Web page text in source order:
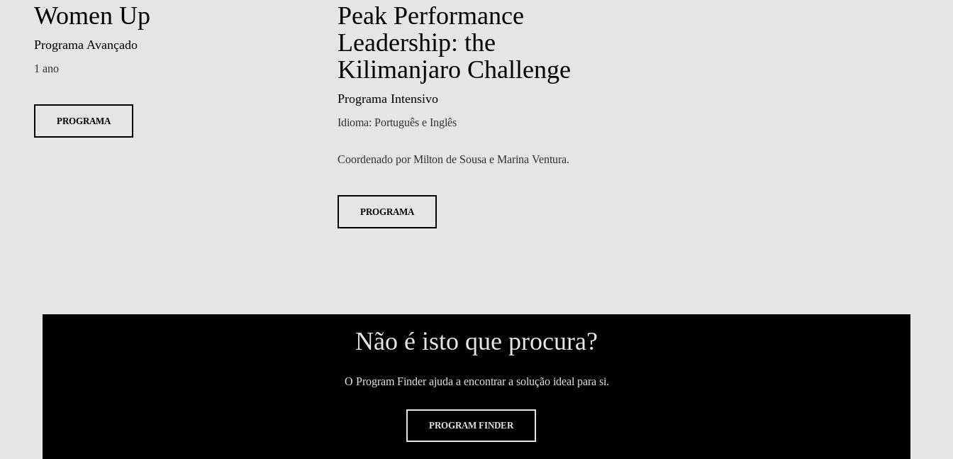
Women Up
Programa Avançado
1 ano
PROGRAMA
Peak Performance
Leadership: the
Kilimanjaro Challenge
Programa Intensivo
Idioma: Português e Inglês
Coordenado por Milton de Sousa e Marina Ventura.
PROGRAMA
Não é isto que procura?
O Program Finder ajuda a encontrar a solução ideal para si.
PROGRAM FINDER